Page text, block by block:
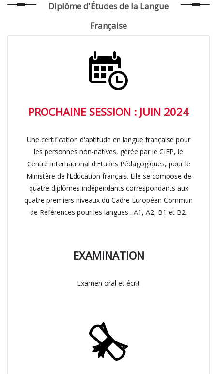
Diplôme d'Études de la Langue
Française
PROCHAINE SESSION : JUIN 2024
Une certification d'aptitude en langue française pour
les personnes non-natives, gérée par le CIEP, le
Centre International d'Etudes Pédagogiques, pour le
Ministère de l’Education français. Elle se compose de
quatre diplômes indépendants correspondants aux
quatre premiers niveaux du Cadre Européen Commun
de Références pour les langues : A1, A2, B1 et B2.
EXAMINATION
Examen oral et écrit